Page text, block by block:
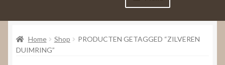
Home
WebShop
Home Shop
PRODUCTEN GETAGGED “ZILVEREN
DUIMRING”